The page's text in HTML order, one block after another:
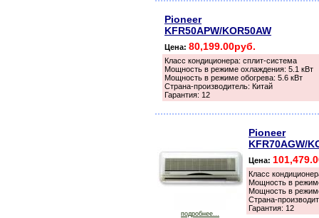
Pioneer
KFR50APW/KOR50AW
Цена: 80,199.00руб.
Класс кондиционера: сплит-система
Мощность в режиме охлаждения: 5.1 кВт
Мощность в режиме обогрева: 5.6 кВт
Страна-производитель: Китай
Гарантия: 12
подробнее...
Pioneer
KFR70AGW/
Цена:
Класс
Мощность в
Мощность в
Страна-
Гарантия: 12